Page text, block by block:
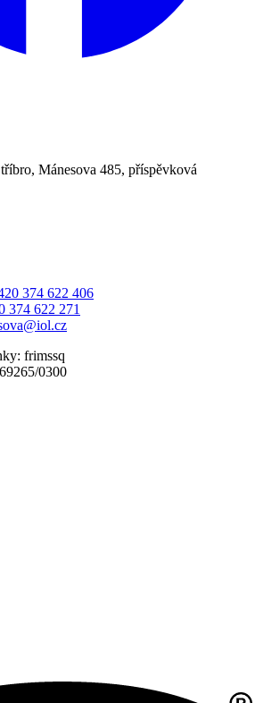
Mánesova 485, příspěvková
374 622 406
374 622 271
frimssq
0300